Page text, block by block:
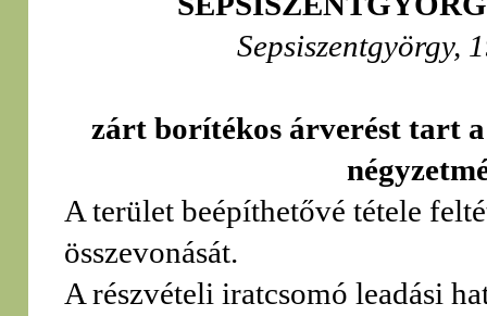
Sepsiszentgyörgy,
zárt borítékos árverést tart
A terület beépíthetővé tétele
összevonását.
A részvételi iratcsomó leadási